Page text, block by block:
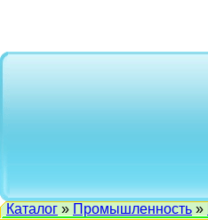
Каталог » Промышленность »